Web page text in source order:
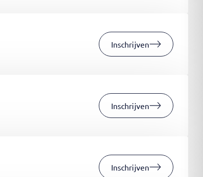
Inschrijven
Inschrijven
Inschrijven